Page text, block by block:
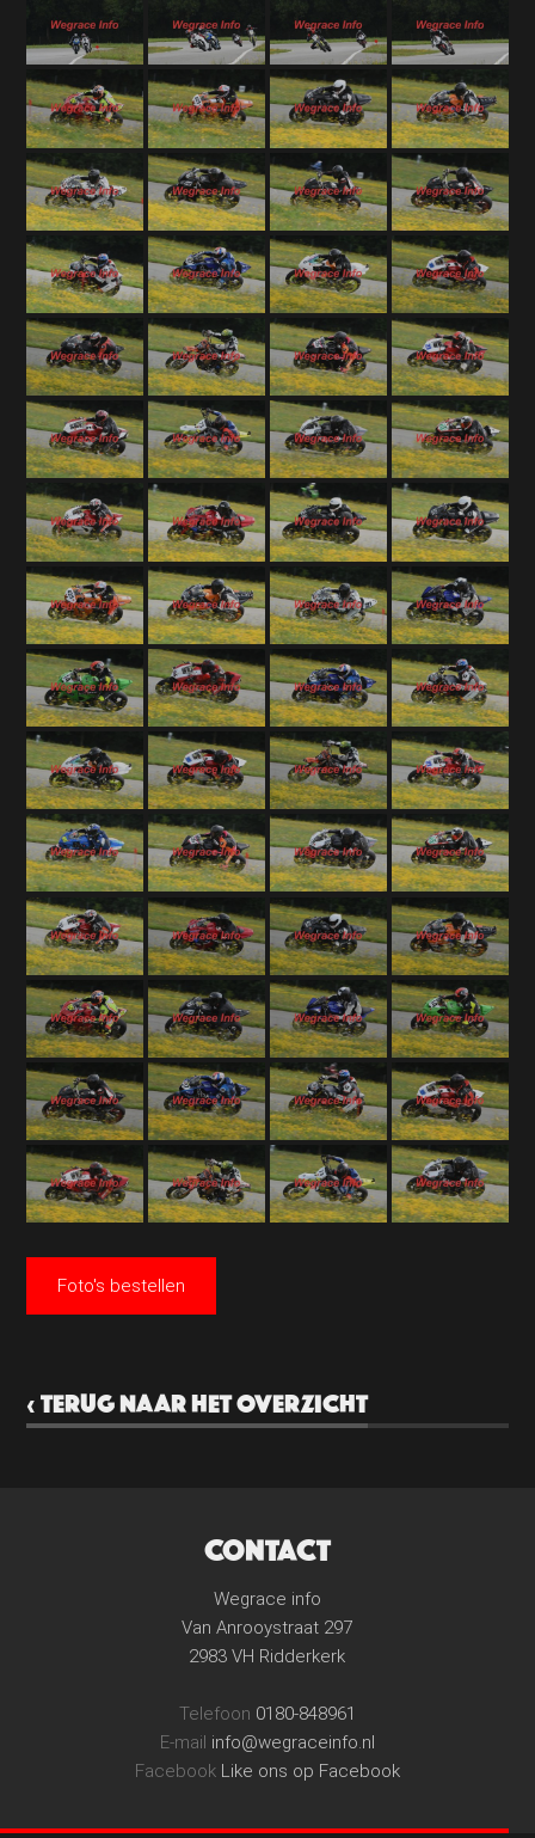
Foto's bestellen
‹ TERUG NAAR HET OVERZICHT
CONTACT
Wegrace info
Van Anrooystraat 297
2983 VH Ridderkerk
Telefoon 0180-848961
E-mail info@wegraceinfo.nl
Facebook Like ons op Facebook